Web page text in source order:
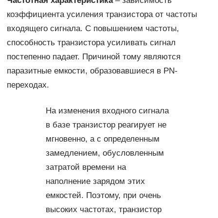
коэффициента усиления транзистора от частоты
входящего сигнала. С повышением частоты,
способность транзистора усиливать сигнал
постепенно падает. Причиной тому являются
паразитные емкости, образовавшиеся в PN-
переходах.
На изменения входного сигнала
в базе транзистор реагирует не
мгновенно, а с определенным
замедлением, обусловленным
затратой времени на
наполнение зарядом этих
емкостей. Поэтому, при очень
высоких частотах, транзистор